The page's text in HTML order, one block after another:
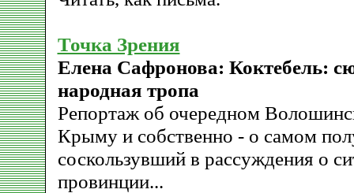
Точка Зрения
Елена Сафронова: Коктебель:
народная тропа
Репортаж об очередном
Крыму и собственно - о самом
соскользувший в рассуждения о
провинции...